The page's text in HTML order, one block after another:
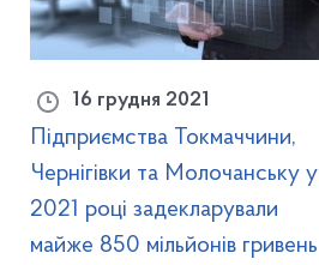
16 грудня 2021
Підприємства Токмаччини,
Чернігівки та Молочанську у
2021 році задекларували
майже 850 мільйонів гривень